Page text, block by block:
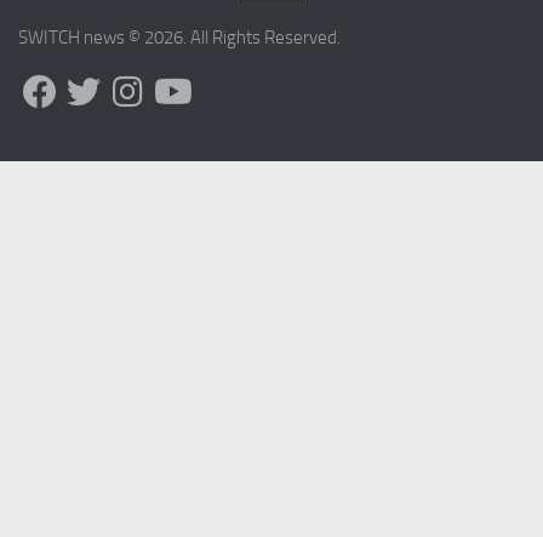
SWITCH news © 2026. All Rights Reserved.